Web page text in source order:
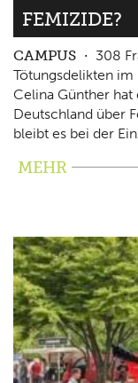
FEMIZIDE?
CAMPUS
308
Tötungsdelikten
Celina Günther
Deutschland über
bleibt es bei der
MEHR